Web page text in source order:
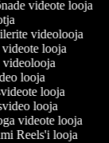
videote looja
videolooja
videote looja
videolooja
looja
looja
looja
videote looja
Reels'i looja